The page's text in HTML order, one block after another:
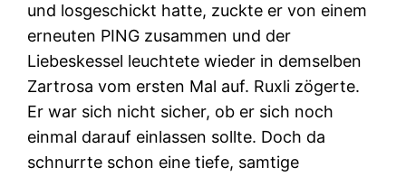
und losgeschickt hatte, zuckte er von einem
erneuten PING zusammen und der
Liebeskessel leuchtete wieder in demselben
Zartrosa vom ersten Mal auf. Ruxli zögerte.
Er war sich nicht sicher, ob er sich noch
einmal darauf einlassen sollte. Doch da
schnurrte schon eine tiefe, samtige